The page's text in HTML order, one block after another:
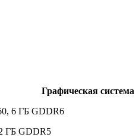
Графическая система
6 ГБ GDDR6
ГБ GDDR5